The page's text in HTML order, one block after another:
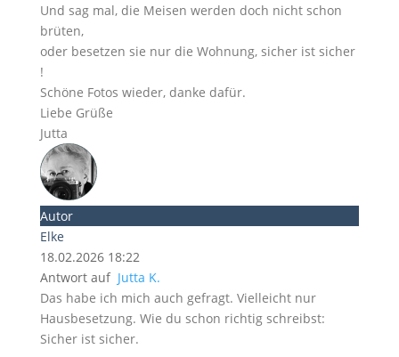
Und sag mal, die Meisen werden doch nicht schon
brüten,
oder besetzen sie nur die Wohnung, sicher ist sicher
!
Schöne Fotos wieder, danke dafür.
Liebe Grüße
Jutta
Autor
Elke
18.02.2026 18:22
Antwort auf Jutta K.
Das habe ich mich auch gefragt. Vielleicht nur
Hausbesetzung. Wie du schon richtig schreibst:
Sicher ist sicher.